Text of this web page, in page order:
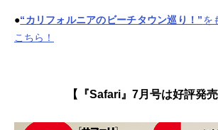
●“カリフォルニアのビーチタウン巡り！”を
こちら！
【『Safari』7月号は好評発売